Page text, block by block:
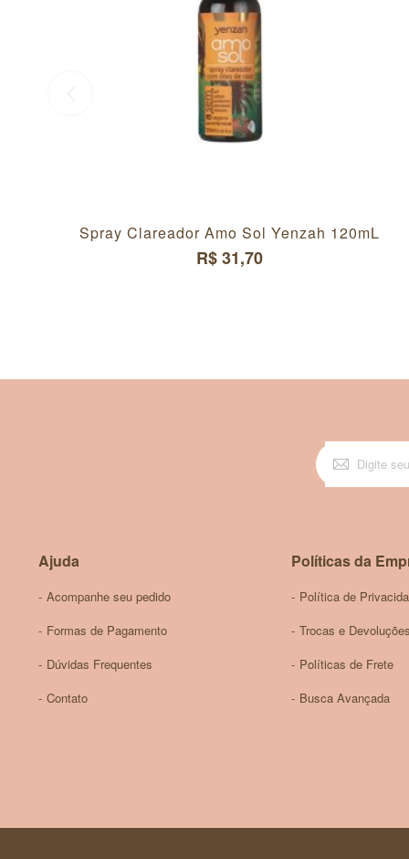
Spray Clareador Amo Sol Yenzah 120mL
R$ 31,70
Ajuda
Acompanhe seu pedido
Formas de Pagamento
Dúvidas Frequentes
Contato
Políticas da
Política de
Trocas e Devoluções
Políticas de Frete
Busca Avançada